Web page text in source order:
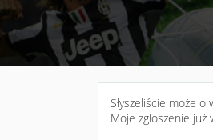
Słyszeliście może o
Moje zgłoszenie już